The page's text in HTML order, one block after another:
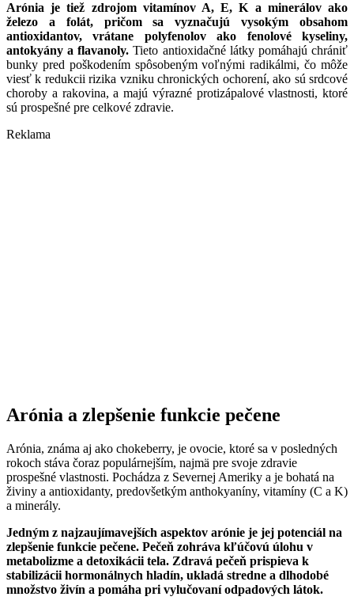
Arónia je tiež zdrojom vitamínov A, E, K a minerálov ako
železo a folát, pričom sa vyznačujú vysokým obsahom
antioxidantov, vrátane polyfenolov ako fenolové kyseliny,
antokyány a flavanoly. Tieto antioxidačné látky pomáhajú chrániť
bunky pred poškodením spôsobeným voľnými radikálmi, čo môže
viesť k redukcii rizika vzniku chronických ochorení, ako sú srdcové
choroby a rakovina, a majú výrazné protizápalové vlastnosti, ktoré
sú prospešné pre celkové zdravie.
Reklama
Arónia a zlepšenie funkcie pečene
Arónia, známa aj ako chokeberry, je ovocie, ktoré sa v posledných
rokoch stáva čoraz populárnejším, najmä pre svoje zdravie
prospešné vlastnosti. Pochádza z Severnej Ameriky a je bohatá na
živiny a antioxidanty, predovšetkým anthokyaníny, vitamíny (C a K)
a minerály.
Jedným z najzaujímavejších aspektov arónie je jej potenciál na
zlepšenie funkcie pečene. Pečeň zohráva kľúčovú úlohu v
metabolizme a detoxikácii tela. Zdravá pečeň prispieva k
stabilizácii hormonálnych hladín, ukladá stredne a dlhodobé
množstvo živín a pomáha pri vylučovaní odpadových látok.